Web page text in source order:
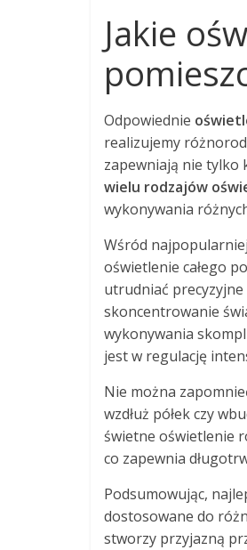
Jakie
Odpowiednie
realizujemy
zapewniają nie tylko
wielu rodzajów
wykonywania
Wśród
oświetlenie całego
utrudniać
skoncentrowanie
wykonywania
jest w regulację
Nie można
wzdłuż półek czy
świetne oświetlenie
co zapewnia
Podsumowując,
dostosowane do
stworzy przyjazną